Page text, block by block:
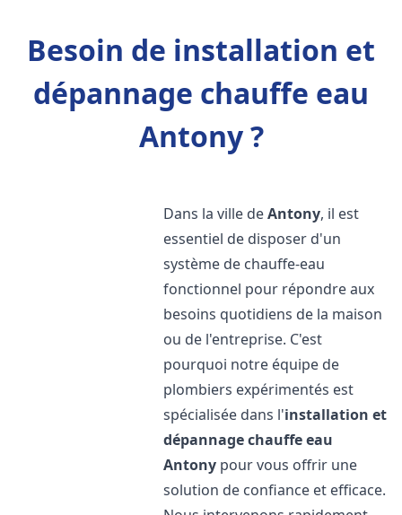
Besoin de installation et
dépannage chauffe eau
Antony ?
Dans la ville deAntony, il est
essentiel de disposer d'un
système de chauffe-eau
fonctionnel pour répondre aux
besoins quotidiens de la maison
ou de l'entreprise. C'est
pourquoi notre équipe de
plombiers expérimentés est
spécialisée dans l'installation et
dépannage chauffe eau
Antony pour vous offrir une
solution de confiance et efficace.